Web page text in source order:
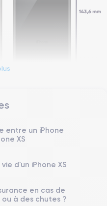
iPhone XS
Système exploit.
iOS (iOS 16)
Poids
Résolution écran
2436 x 1125 pixels
entre un iPhone
XS
d'un iPhone XS
en cas de
à des chutes ?